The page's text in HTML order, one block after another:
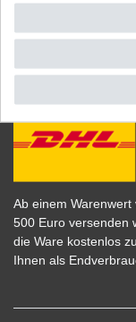
Ab einem Warenwert
500 Euro versenden
die Ware kostenlos zu
Ihnen als